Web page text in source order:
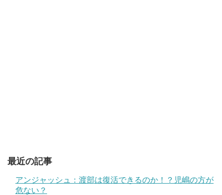
最近の記事
アンジャッシュ：渡部は復活できるのか！？児嶋の方が
危ない？